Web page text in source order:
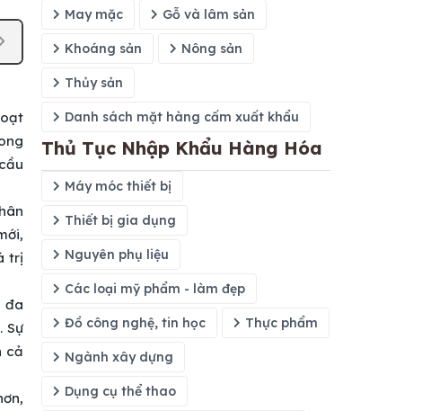
trị
đa
Sự
cả
May mặc Gỗ và lâm sản
Khoáng sản Nông sản
Thủy sản
Danh sách mặt hàng cấm xuất khẩu
Thủ Tục Nhập Khẩu Hàng Hóa
Máy móc thiết bị
Thiết bị gia dụng
Nguyên phụ liệu
Các loại mỹ phẩm - làm đẹp
Đồ công nghệ, tin học Thực phẩm
Ngành xây dựng
Dụng cụ thể thao